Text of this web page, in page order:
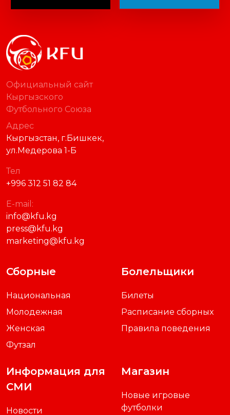
Официальный сайт
Кыргызского
Футбольного Союза
Адрес
Кыргызстан, г.Бишкек,
ул.Медерова 1-Б
Тел
+996 312 51 82 84
E-mail:
info@kfu.kg
press@kfu.kg
marketing@kfu.kg
Национальная
Молодежная
Женская
Футзал
Расписание сборных
Правила поведения
СМИ
Аккредитация
футболки
Новое парадное поло